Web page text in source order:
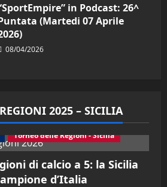
in Podcast: 26^
(Martedi 07 Aprile
08/04/2026
2025 – SICILIA
Torneo delle Regioni - Sicilia
di calcio a 5: la Sicilia
d’Italia